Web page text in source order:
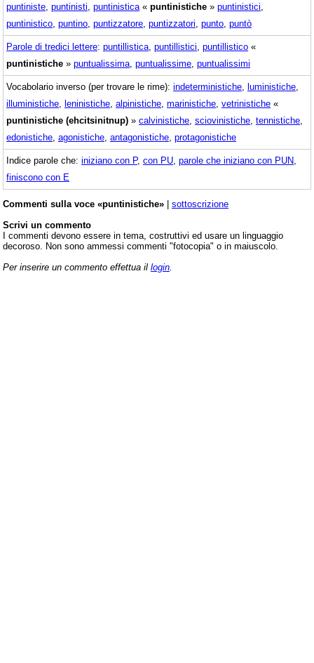
puntiniste puntinisti puntinistica « puntinistiche » puntinistici
puntinistico puntino puntizzatore puntizzatori punto puntò
Parole di tredici lettere: puntillistica puntillistici puntillistico «
puntinistiche » puntualissima puntualissime puntualissimi
Vocabolario inverso (per trovare le rime): indeterministiche luministiche
illuministiche leninistiche alpinistiche marinistiche vetrinistiche «
puntinistiche (ehcitsinitnup) » calvinistiche sciovinistiche tennistiche
edonistiche agonistiche antagonistiche protagonistiche
Indice parole che: iniziano con P, con PU parole che iniziano con PUN
finiscono con E
Commenti sulla voce «puntinistiche» | sottoscrizione
Scrivi un commento
I commenti devono essere in tema, costruttivi ed usare un linguaggio
decoroso. Non sono ammessi commenti "fotocopia" o in maiuscolo.
Per inserire un commento effettua il login